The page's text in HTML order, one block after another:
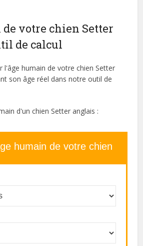
votre chien Setter
de calcul
l'âge humain de votre chien Setter
son âge réel dans notre outil de
d'un chien Setter anglais :
humain de votre chien